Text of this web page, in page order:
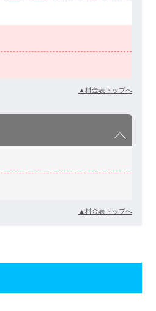
▲料金表トップへ
▲料金表トップへ